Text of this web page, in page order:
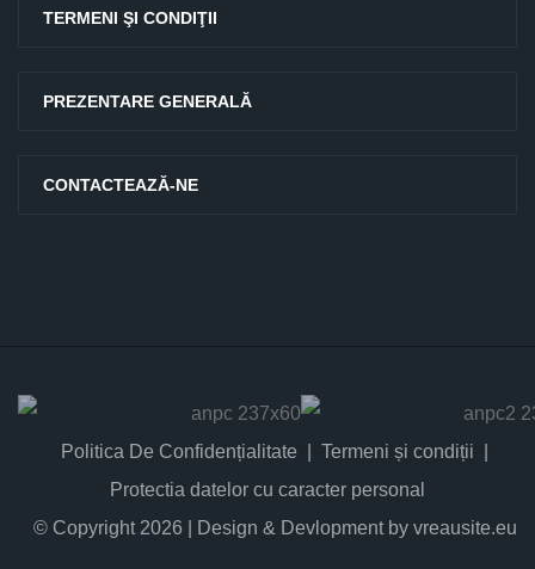
TERMENI ŞI CONDIŢII
PREZENTARE GENERALĂ
CONTACTEAZĂ-NE
Politica De Confidențialitate
Termeni și condiții
Protectia datelor cu caracter personal
© Copyright 2026 | Design & Devlopment by vreausite.eu